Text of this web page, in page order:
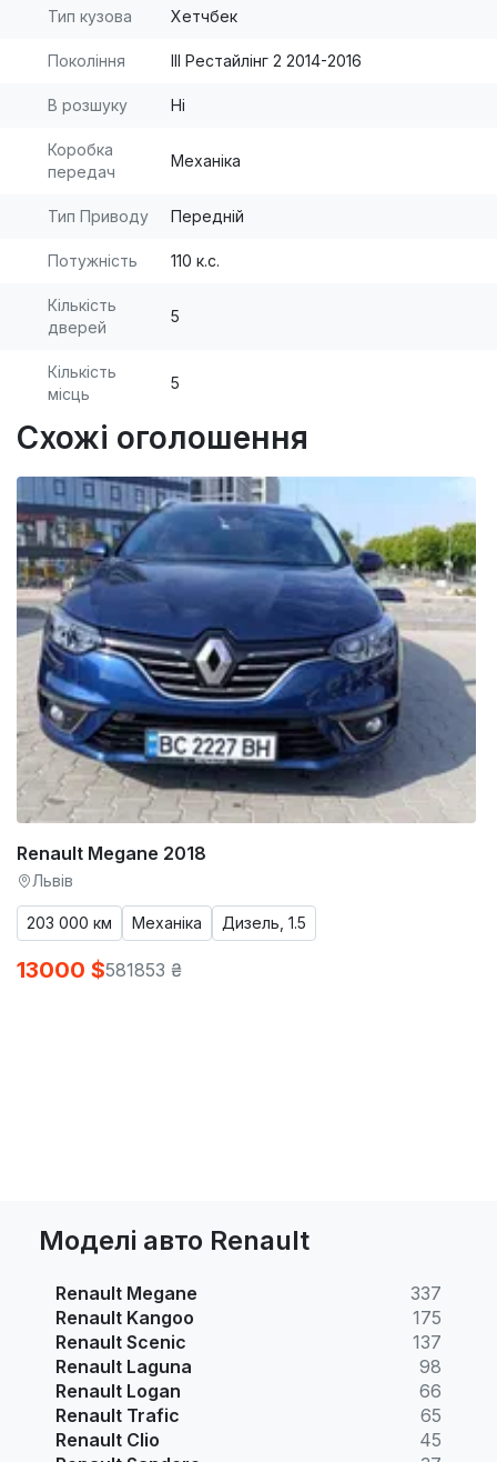
Тип кузова Хетчбек
Покоління III Рестайлінг 2 2014-2016
В розшуку Ні
Коробка
передач
Механіка
Тип Приводу Передній
Потужність 110 к.с.
Кількість
дверей
5
Кількість
місць
5
Схожі оголошення
Renault Megane 2018
Львів
203 000 км Механіка Дизель, 1.5
13000 $581853 ₴
Моделі авто Renault
Renault Megane
337
Renault Kangoo
175
Renault Scenic
137
Renault Laguna
98
Renault Logan
66
Renault Trafic
65
Renault Clio
45